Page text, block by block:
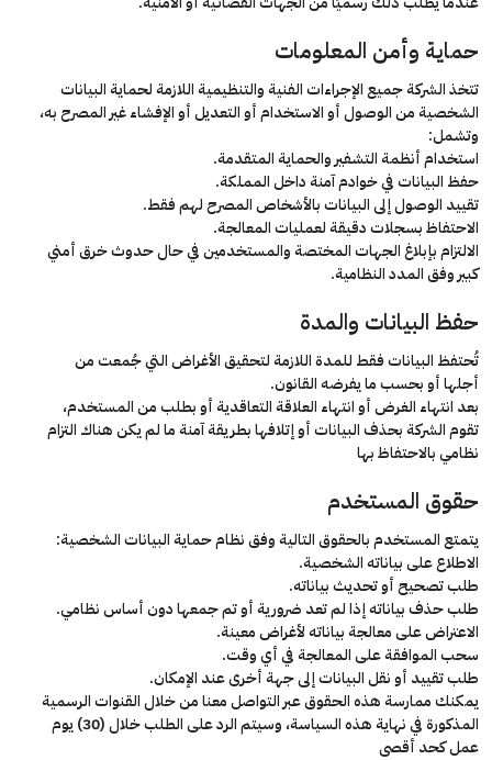
حماية وأمن المعلومات
تتخذ الشركة جميع الإجراءات الفنية والتنظيمية اللازمة لحماية البيانات
الشخصية من الوصول أو الاستخدام أو التعديل أو الإفشاء غير المصرح به،
وتشمل:
استخدام أنظمة التشفير والحماية المتقدمة.
حفظ البيانات في خوادم آمنة داخل المملكة.
تقييد الوصول إلى البيانات بالأشخاص المصرح لهم فقط.
الاحتفاظ بسجلات دقيقة لعمليات المعالجة.
الالتزام بإبلاغ الجهات المختصة والمستخدمين في حال حدوث خرق أمني
كبير وفق المدد النظامية.
حفظ البيانات والمدة
تُحتفظ البيانات فقط للمدة اللازمة لتحقيق الأغراض التي جُمعت من
أجلها أو بحسب ما يفرضه القانون.
بعد انتهاء الغرض أو انتهاء العلاقة التعاقدية أو بطلب من المستخدم،
تقوم الشركة بحذف البيانات أو إتلافها بطريقة آمنةما لم يكن هناك التزام
نظامي بالاحتفاظ بها
حقوق المستخدم
يتمتع المستخدم بالحقوق التالية وفق نظام حماية البيانات الشخصية:
الاطلاع على بياناته الشخصية.
طلب تصحيح أو تحديث بياناته.
طلب حذف بياناته إذا لم تعد ضرورية أو تم جمعها دون أساس نظامي.
الاعتراض على معالجة بياناته لأغراض معينة.
سحب الموافقة على المعالجة في أي وقت.
طلب تقييد أو نقل البيانات إلى جهة أخرى عند الإمكان.
يمكنك ممارسة هذه الحقوق عبر التواصل معنا من خلال القنوات الرسمية
المذكورة في نهاية هذه السياسة، وسيتم الرد على الطلب خلال (30) يوم
عمل كحد أقصى